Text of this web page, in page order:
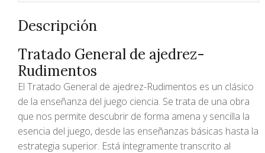
Descripción
Tratado General de ajedrez-
Rudimentos
El Tratado General de ajedrez-Rudimentos es un clásico
de la enseñanza del juego ciencia. Se trata de una obra
que nos permite descubrir de forma amena y sencilla la
esencia del juego, desde las enseñanzas básicas hasta la
estrategia superior. Está íntegramente transcrito al